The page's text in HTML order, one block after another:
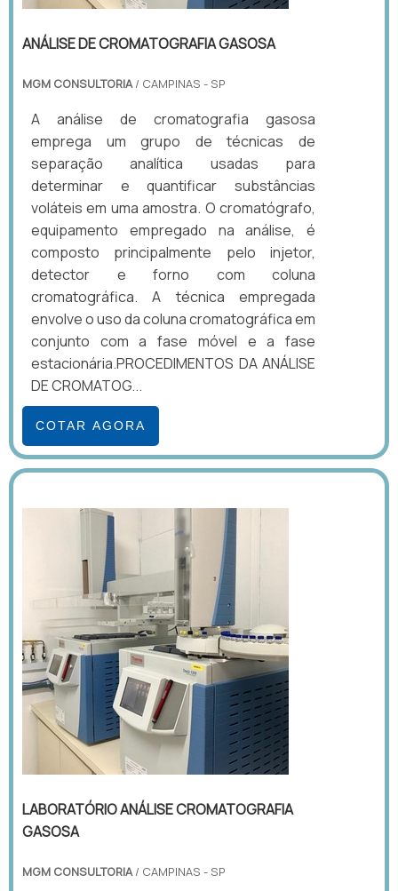
ANÁLISE DE CROMATOGRAFIA GASOSA
MGM CONSULTORIA/ CAMPINAS - SP
A análise de cromatografia gasosa
emprega um grupo de técnicas de
separação analítica usadas para
determinar e quantificar substâncias
voláteis em uma amostra. O cromatógrafo,
equipamento empregado na análise, é
composto principalmente pelo injetor,
detector e forno com coluna
cromatográfica. A técnica empregada
envolve o uso da coluna cromatográfica em
conjunto com a fase móvel e a fase
estacionária.PROCEDIMENTOS DA ANÁLISE
DE CROMATOG...
COTAR AGORA
LABORATÓRIO ANÁLISE CROMATOGRAFIA
GASOSA
MGM CONSULTORIA/ CAMPINAS - SP